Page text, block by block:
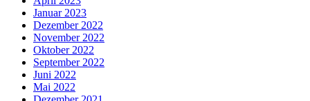
Januar 2023
Dezember 2022
November 2022
Oktober 2022
September 2022
Juni 2022
Mai 2022